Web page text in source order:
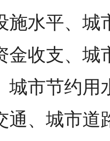
施水平、城
金收支、城
城市节约用
通、城市道